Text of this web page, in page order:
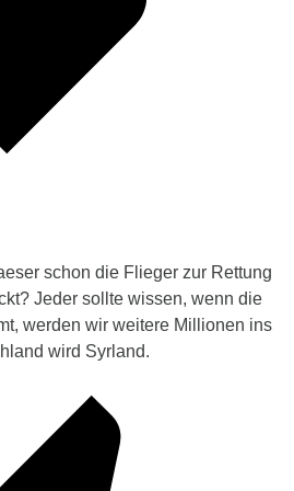
schon die Flieger zur Rettung
Jeder sollte wissen, wenn die
werden wir weitere Millionen ins
wird Syrland.